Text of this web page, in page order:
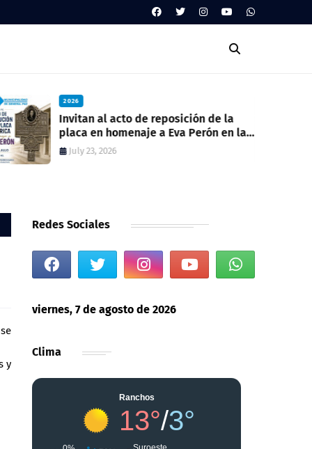
2026
Invitan al acto de reposición de la
placa en homenaje a Eva Perón en la
ex estación del ferrocarril
July 23, 2026
y
Redes Sociales
viernes, 7 de agosto de 2026
Clima